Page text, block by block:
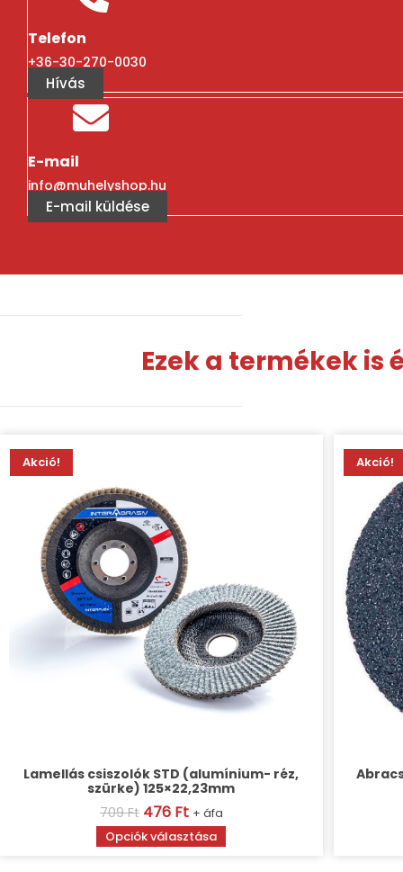
Telefon
+36-30-270-0030
Hívás
E-mail
info@muhelyshop.hu
E-mail küldése
Ezek a termékek is
Akció!
Lamellás csiszolók STD (alumínium- réz,
szürke) 125×22,23mm
709Ft Original
price
was:
476 FtCurrent
price
is:
+ áfa
Opciók választása Ennek
a
Akció!